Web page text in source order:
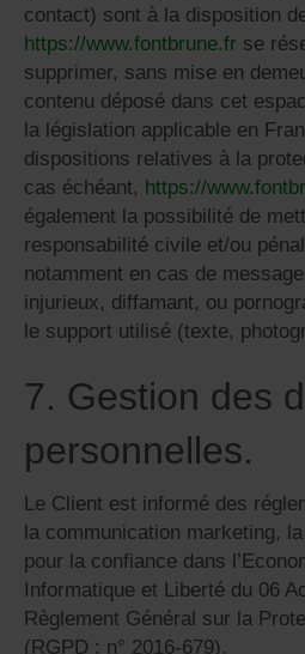
contact) sont à la disposition
https://www.fontbrune.fr se
supprimer, sans mise en
contenu déposé dans cet
la législation applicable en
dispositions relatives à la
cas échéant, https://
également la possibilité de
responsabilité civile et/ou
notamment en cas de
injurieux, diffamant, ou
le support utilisé (texte,
7. Gestion des
personnelles.
Le Client est informé des
la communication marketing,
pour la confiance dans
Informatique et Liberté du 06
Règlement Général sur la
(RGPD : n° 2016-679).